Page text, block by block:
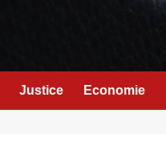
Justice Economie